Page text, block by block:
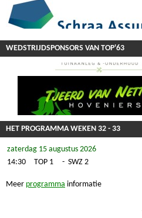
WEDSTRIJDSPONSORS VAN TOP'63
HET PROGRAMMA WEKEN 32 - 33
zaterdag 15 augustus 2026
14:30
TOP 1 - SWZ 2
Meer programma informatie